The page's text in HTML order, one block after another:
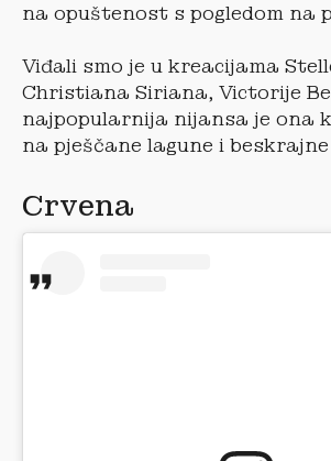
na opuštenost s pogledom na
Viđali smo je u kreacijama
Christiana Siriana, Victorije
najpopularnija nijansa je ona
na pješčane lagune i
Crvena